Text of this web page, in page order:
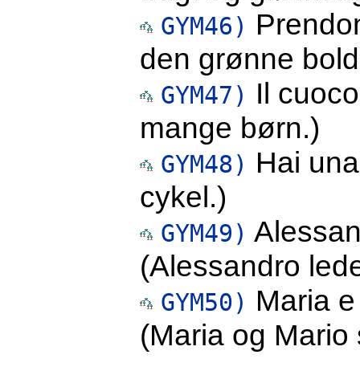
GYM46)
den grønne
GYM47) Il
mange børn.)
GYM48) Hai
cykel.)
GYM49)
(Alessandro
GYM50) Maria
(Maria og